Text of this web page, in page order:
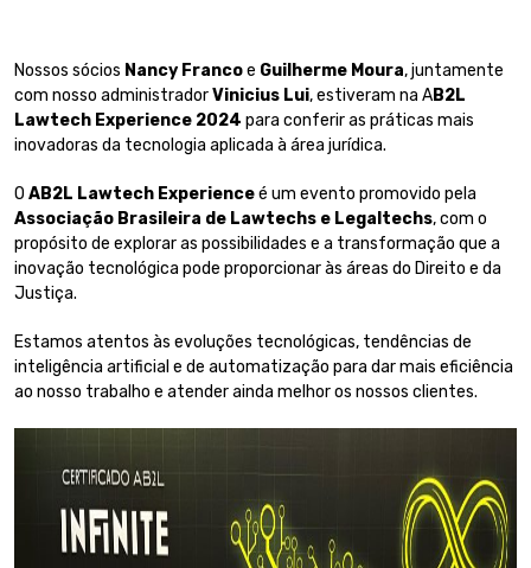
Nossos sócios Nancy Francoe Guilherme Moura, juntamente
com nosso administradorVinicius Lui, estiveram na AB2L
Lawtech Experience 2024 para conferir as práticas mais
inovadoras da tecnologia aplicada à área jurídica.
O AB2L Lawtech Experienceé um evento promovido pela
Associação Brasileira de Lawtechs e Legaltechs, com o
propósito de explorar as possibilidades e a transformação que a
inovação tecnológica pode proporcionar às áreas do Direito e da
Justiça.
Estamos atentos às evoluções tecnológicas, tendências de
inteligência artificial e de automatização para dar mais eficiência
ao nosso trabalho e atender ainda melhor os nossos clientes.